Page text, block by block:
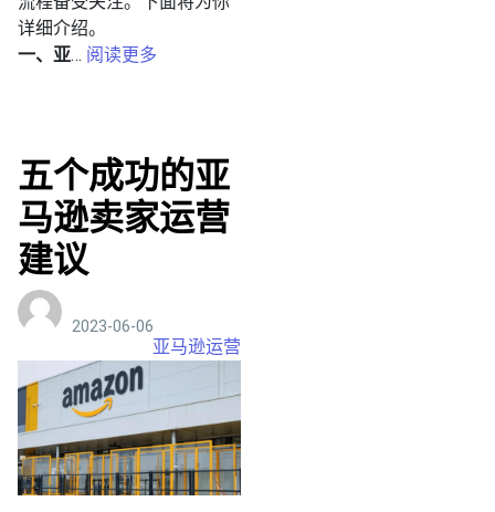
详细介绍。
一、亚… 阅读更多
五个成功的亚
马逊卖家运营
建议
2023-06-06
亚马逊运营